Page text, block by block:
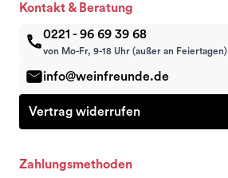
Kontakt & Beratung
0221 - 96 69 39 68
von Mo-Fr, 9-18 Uhr (außer an Feiertagen)
info@weinfreunde.de
Vertrag widerrufen
Zahlungsmethoden